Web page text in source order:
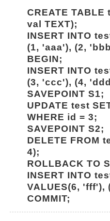
CREATE TABLE
val TEXT);
INSERT INTO
(1, 'aaa'), (2,
BEGIN;
INSERT INTO
(3, 'ccc'), (4,
SAVEPOINT S1;
UPDATE test
WHERE id = 3;
SAVEPOINT S2;
DELETE FROM
4);
ROLLBACK TO
INSERT INTO
VALUES(6, 'fff'),
COMMIT;